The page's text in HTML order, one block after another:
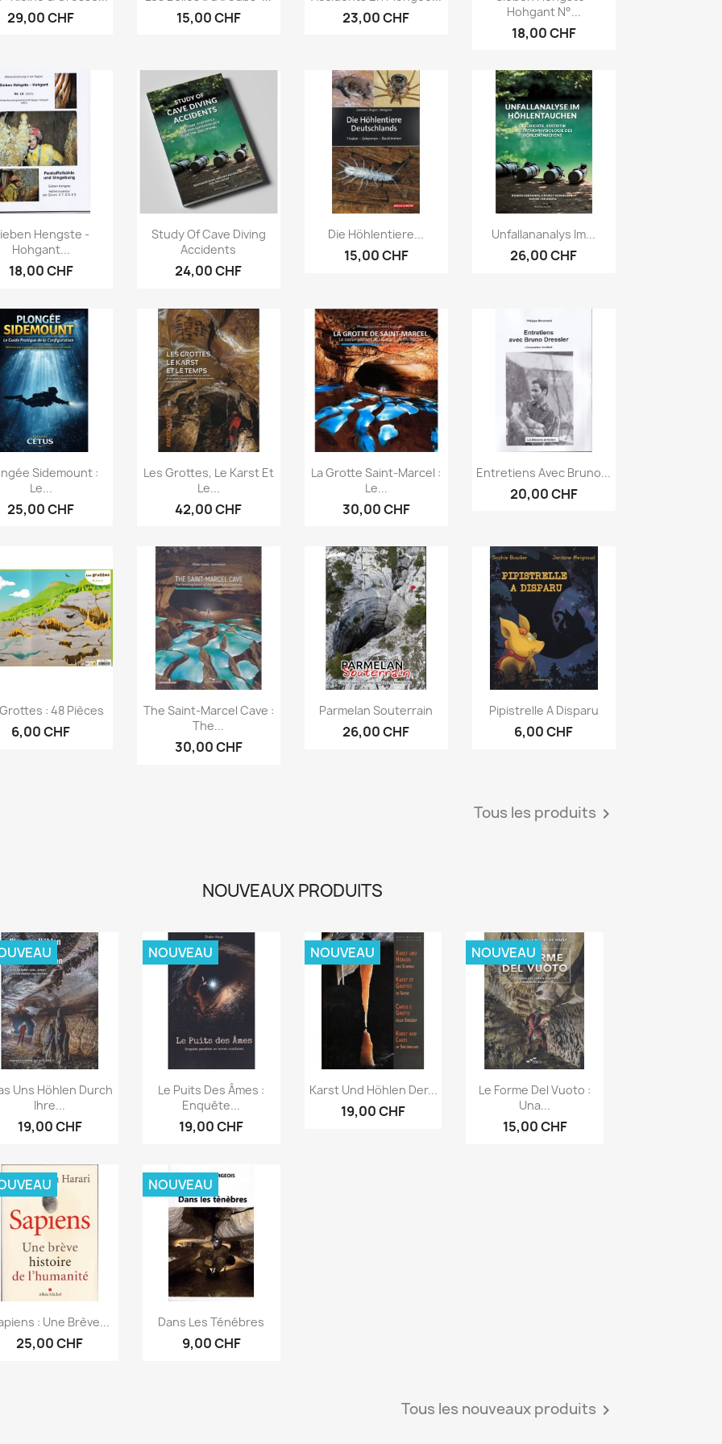
29,00 CHF 15,00 CHF 23,00 CHF
Hohgant N°...
18,00 CHF
Aperçu rapide
Hengste -
Hohgant...
18,00 CHF
Aperçu rapide
Study Of Cave Diving
Accidents
24,00 CHF
Aperçu rapide
Die Höhlentiere...
15,00 CHF
Aperçu rapide
Unfallananalys Im...
26,00 CHF
Aperçu rapide
Sidemount :
Le...
25,00 CHF
Aperçu rapide
Les Grottes, Le Karst Et
Le...
42,00 CHF
Aperçu rapide
La Grotte Saint-Marcel :
Le...
30,00 CHF
Aperçu rapide
Entretiens Avec Bruno...
20,00 CHF
Aperçu rapide
: 48 Pièces
6,00 CHF
Aperçu rapide
The Saint-Marcel Cave :
The...
30,00 CHF
Aperçu rapide
Parmelan Souterrain
26,00 CHF
Aperçu rapide
Pipistrelle A Disparu
6,00 CHF
Tous les produits 
NOUVEAUX PRODUITS
Aperçu rapide
Uns Höhlen Durch
Ihre...
19,00 CHF
Aperçu rapide
Le Puits Des Âmes :
Enquête...
19,00 CHF
NOUVEAU
Aperçu rapide
Karst Und Höhlen Der...
19,00 CHF
NOUVEAU
Aperçu rapide
Le Forme Del Vuoto :
Una...
15,00 CHF
NOUVEAU
Aperçu rapide
: Une Brève...
25,00 CHF
Aperçu rapide
Dans Les Ténébres
9,00 CHF
NOUVEAU
Tous les nouveaux produits 